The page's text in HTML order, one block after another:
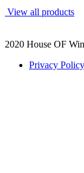
View all products
2020 House OF
Privacy Policy